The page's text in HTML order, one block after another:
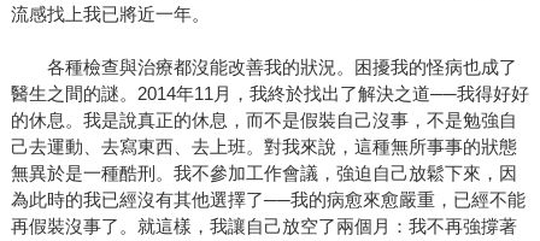
流感找上我已將近一年。
各種檢查與治療都沒能改善我的狀況。困擾我的怪病也成了
醫生之間的謎。2014年11月，我終於找出了解決之道──我得好好
的休息。我是說真正的休息，而不是假裝自己沒事，不是勉強自
己去運動、去寫東西、去上班。對我來說，這種無所事事的狀態
無異於是一種酷刑。我不參加工作會議，強迫自己放鬆下來，因
為此時的我已經沒有其他選擇了──我的病愈來愈嚴重，已經不能
再假裝沒事了。就這樣，我讓自己放空了兩個月：我不再強撐著